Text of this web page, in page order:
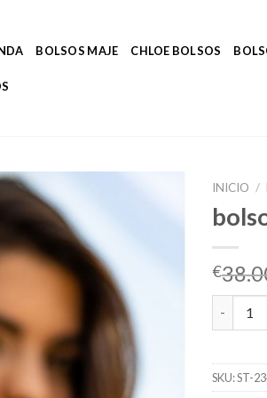
BOLSOS MAJE CHLOE BOLSOS
INICIO /
€
bolso
SKU:ST-